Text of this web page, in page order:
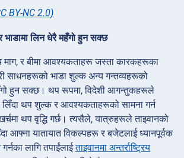
BY-NC 2.0)
भाडामा लिन धेरै महँगो हुन सक्छ
माग, र बीमा आवश्यकताहरू जस्ता कारकहरूका
साधनहरूको भाडा शुल्क अन्य गन्तव्यहरूको
हुन सक्छ। थप रूपमा, विदेशी आगन्तुकहरूले
लिँदा थप शुल्क र आवश्यकताहरूको सामना गर्न
थप वृद्धि गर्छ। त्यसैले, यात्रुहरूले ताइवानको
आफ्ना यातायात विकल्पहरू र बजेटलाई ध्यानपूर्वक
गर्नका लागि तपाईंलाईताइवानमा अन्तर्राष्ट्रिय